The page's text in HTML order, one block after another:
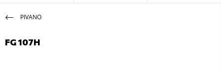
PIVANO
FG 107H